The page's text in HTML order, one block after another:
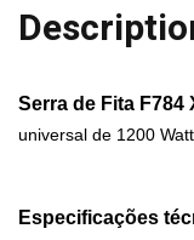
Serra de Fita F784
universal de 1200 Watt.
Especificações